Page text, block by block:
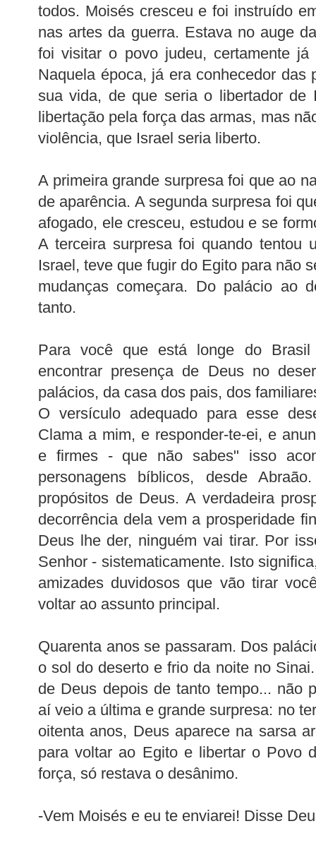
todos. Moisés cresceu e foi instruído
nas artes da guerra. Estava no auge
foi visitar o povo judeu, certamente
Naquela época, já era conhecedor das
sua vida, de que seria o libertador de
libertação pela força das armas, mas
violência, que Israel seria liberto.
A primeira grande surpresa foi que ao
de aparência. A segunda surpresa foi
afogado, ele cresceu, estudou e se
A terceira surpresa foi quando tentou
Israel, teve que fugir do Egito para não
mudanças começara. Do palácio ao
tanto.
Para você que está longe do
encontrar presença de Deus no
palácios, da casa dos pais, dos
O versículo adequado para esse
Clama a mim, e responder-te-ei, e
e firmes - que não sabes" isso
personagens bíblicos, desde
propósitos de Deus. A verdadeira
decorrência dela vem a prosperidade
Deus lhe der, ninguém vai tirar. Por
Senhor - sistematicamente. Isto
amizades duvidosos que vão tirar
voltar ao assunto principal.
Quarenta anos se passaram. Dos
o sol do deserto e frio da noite no
de Deus depois de tanto tempo... não
aí veio a última e grande surpresa: no
oitenta anos, Deus aparece na sarsa
para voltar ao Egito e libertar o Povo
força, só restava o desânimo.
-Vem Moisés e eu te enviarei! Disse